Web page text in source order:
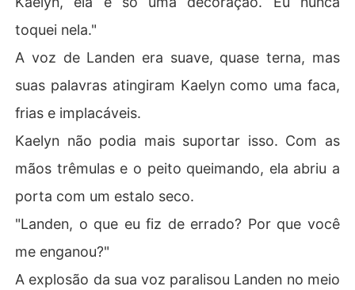
toquei nela."
A voz de Landen era suave, quase terna, mas
suas palavras atingiram Kaelyn como uma faca,
frias e implacáveis.
Kaelyn não podia mais suportar isso. Com as
mãos trêmulas e o peito queimando, ela abriu a
porta com um estalo seco.
"Landen, o que eu fiz de errado? Por que você
me enganou?"
A explosão da sua voz paralisou Landen no meio